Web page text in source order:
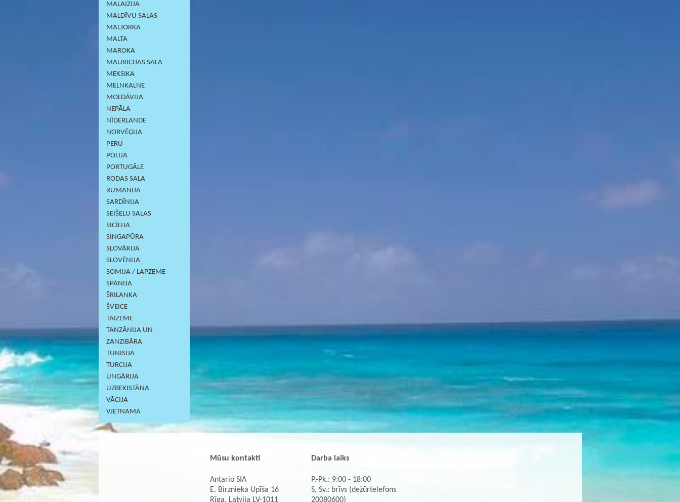
MALAIZIJA
MALDĪVU SALAS
MALJORKA
MALTA
MAROKA
MAURĪCIJAS SALA
MEKSIKA
MELNKALNE
MOLDĀVIJA
NEPĀLA
NĪDERLANDE
NORVĒĢIJA
PERU
POLIJA
PORTUGĀLE
RODAS SALA
RUMĀNIJA
SARDĪNIJА
SEIŠELU SALAS
SICĪLIJA
SINGAPŪRA
SLOVĀKIJA
SLOVĒNIJA
SOMIJA / LAPZEME
SPĀNIJA
ŠRILANKA
ŠVEICE
TAIZEME
TANZĀNIJA UN
ZANZIBĀRA
TUNISIJA
TURCIJA
UNGĀRIJA
UZBEKISTĀNA
VĀCIJA
VJETNAMA
Mūsu kontakti
Antario SIA
E. Birznieka Upīša 16
Rīga, Latvija LV-1011
Darba laiks
P.-Pk.: 9:00 - 18:00
S, Sv.: brīvs (dežūrtelefons
20080600)